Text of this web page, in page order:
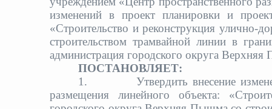
изменений в проект планировки и
«Строительство и реконструкция улично-
строительством трамвайной линии в
администрация городского округа
ПОСТАНОВЛЯЕТ:
1.
Утвердить внесение
размещения линейного объекта: